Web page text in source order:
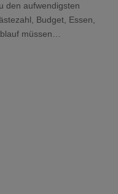
den aufwendigsten
Budget, Essen,
müssen
ist und trotzdem